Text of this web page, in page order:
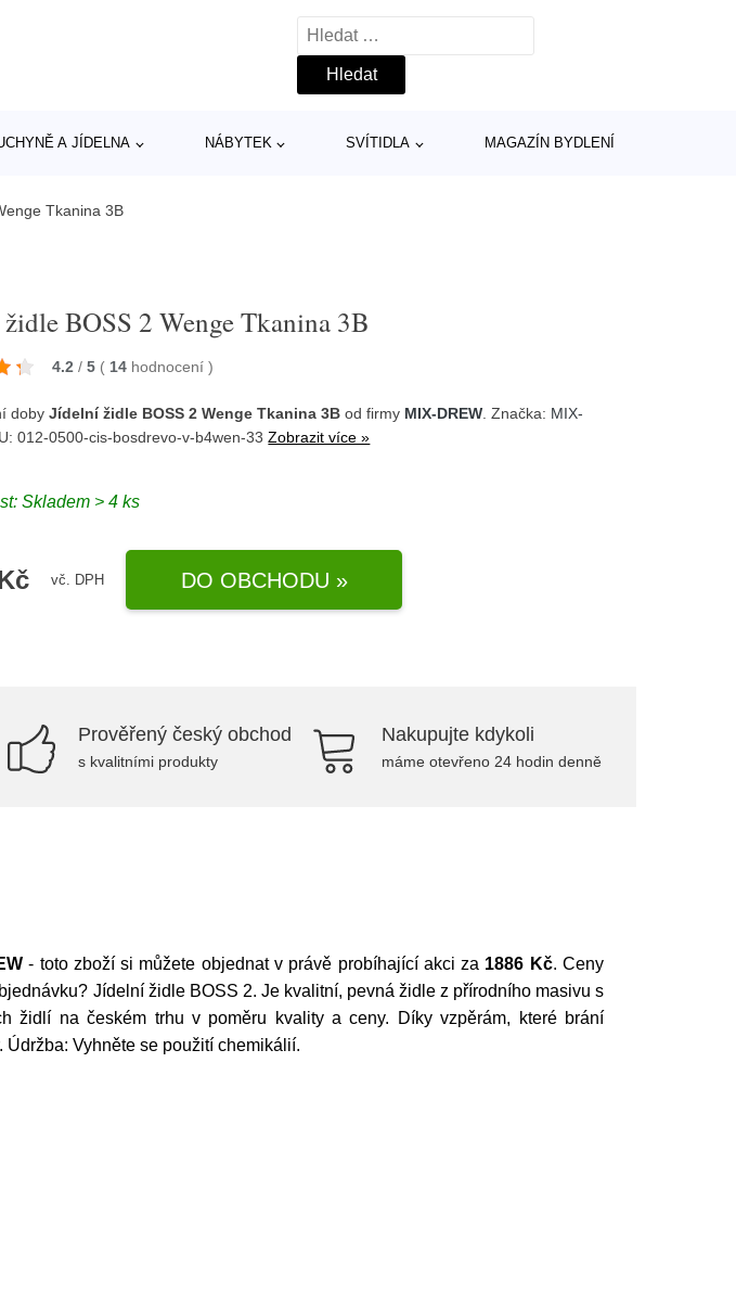
Vyhledávání
A JÍDELNA NÁBYTEK SVÍTIDLA MAGAZÍN BYDLENÍ
Tkanina 3B
BOSS 2 Wenge Tkanina 3B
4.2 / 5 ( 14 hodnocení)
dobyJídelní židle BOSS 2 Wenge Tkanina 3B od firmy MIX-DREW . Značka: MIX-
012-0500-cis-bosdrevo-v-b4wen-33Zobrazit více »
Skladem > 4 ks
vč. DPH DO OBCHODU »
Prověřený český obchod
s kvalitními produkty
Nakupujte kdykoli
máme otevřeno 24 hodin denně
- toto zboží si můžete objednat v právě probíhající akci za 1886 Kč. Ceny
Jídelní židle BOSS 2. Je kvalitní, pevná židle z přírodního masivu s
židlí na českém trhu v poměru kvality a ceny. Díky vzpěrám, které brání
Vyhněte se použití chemikálií.